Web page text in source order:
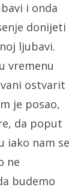
i onda
donijeti
ljubavi.
vremenu
ostvarit
je posao,
da poput
iako nam se
ne
budemo